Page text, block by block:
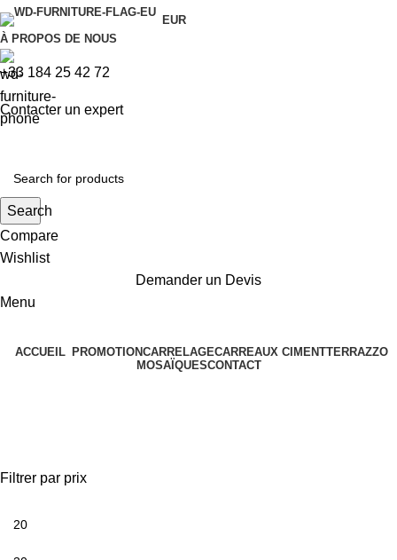
EUR
À PROPOS DE NOUS
+33 184 25 42 72
Contacter un expert
Search
Compare
Wishlist
Demander un Devis
Menu
ACCUEIL PROMOTIONCARRELAGECARREAUX CIMENTTERRAZZO
MOSAÏQUESCONTACT
Filtrer par prix